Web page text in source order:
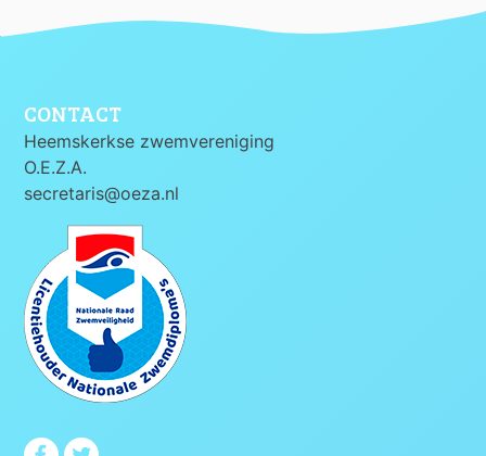
CONTACT
Heemskerkse zwemvereniging
O.E.Z.A.
secretaris@oeza.nl